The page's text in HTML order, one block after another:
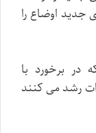
جدید اوضاع را
در برخورد با
رشد می کنند